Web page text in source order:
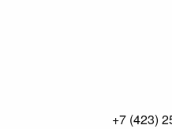
+7 (423)